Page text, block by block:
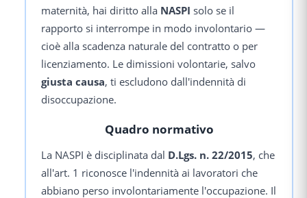
maternità, hai diritto alla NASPI solo se il
rapporto si interrompe in modo involontario —
cioè alla scadenza naturale del contratto o per
licenziamento. Le dimissioni volontarie, salvo
giusta causa, ti escludono dall'indennità di
disoccupazione.
Quadro normativo
La NASPI è disciplinata dal D.Lgs. n. 22/2015, che
all'art. 1 riconosce l'indennità ai lavoratori che
abbiano perso involontariamente l'occupazione. Il